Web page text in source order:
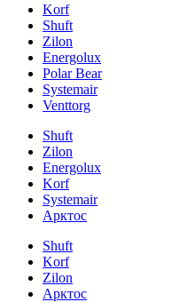
Korf
Shuft
Zilon
Energolux
Polar Bear
Systemair
Venttorg
Shuft
Zilon
Energolux
Korf
Systemair
Арктос
Shuft
Korf
Zilon
Арктос